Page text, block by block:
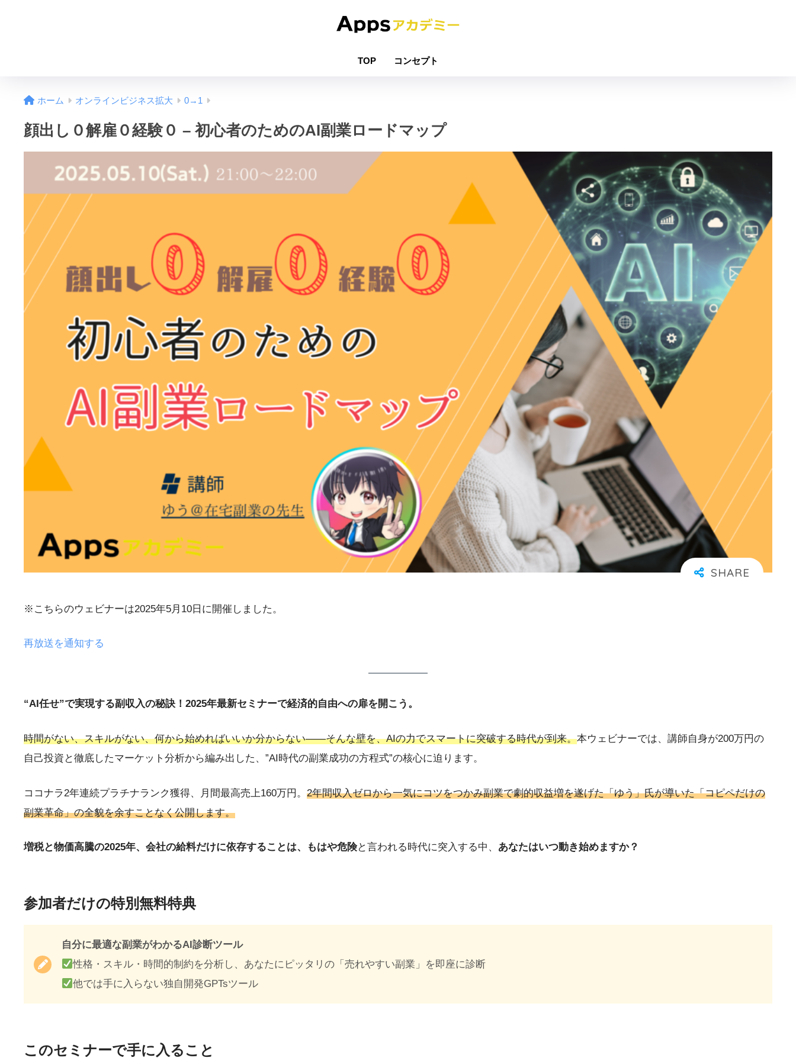
TOP コンセプト
ホーム オンラインビジネス拡大 0→1
顔出し０解雇０経験０ – 初心者のためのAI副業ロードマップ
※こちらのウェビナーは2025年5月10日に開催しました。
再放送を通知する
“AI任せ”で実現する副収入の秘訣！2025年最新セミナーで経済的自由への扉を開こう。
時間がない、スキルがない、何から始めればいいか分からない——そんな壁を、AIの力でスマートに突破する時代が到来。本ウェビナーでは、講師自身が200万円の
自己投資と徹底したマーケット分析から編み出した、”AI時代の副業成功の方程式”の核心に迫ります。
ココナラ2年連続プラチナランク獲得、月間最高売上160万円。 2年間収入ゼロから一気にコツをつかみ副業で劇的収益増を遂げた「ゆう」氏が導いた「コピペだけの
副業革命」の全貌を余すことなく公開します。
増税と物価高騰の2025年、会社の給料だけに依存することは、もはや危険と言われる時代に突入する中、 あなたはいつ動き始めますか？
参加者だけの特別無料特典
自分に最適な副業がわかるAI診断ツール
性格・スキル・時間的制約を分析し、あなたにピッタリの「売れやすい副業」を即座に診断
他では手に入らない独自開発GPTsツール
このセミナーで手に入ること